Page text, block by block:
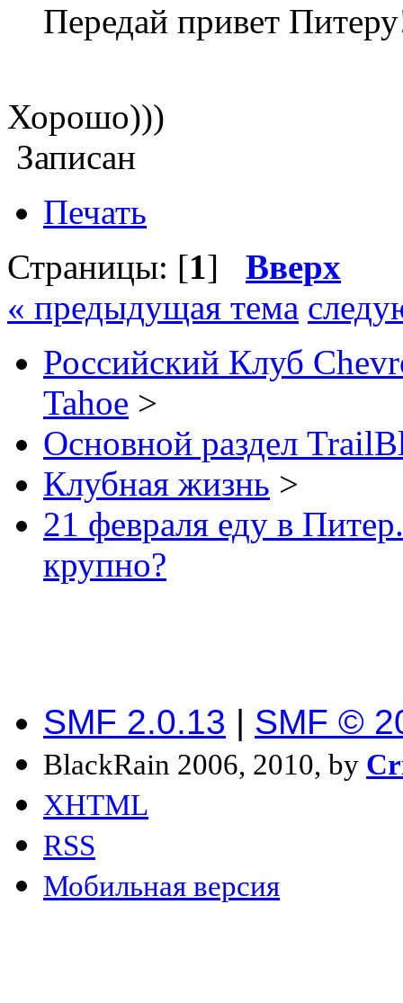
Передай привет
Хорошо)))
Записан
Печать
Страницы: [1] Вверх
« предыдущая тема
Российский Клуб
Tahoe >
Основной раздел
Клубная жизнь >
21 февраля еду в
крупно?
SMF 2.0.13 | SMF ©
BlackRain 2006, 2010, by
XHTML
RSS
Мобильная версия